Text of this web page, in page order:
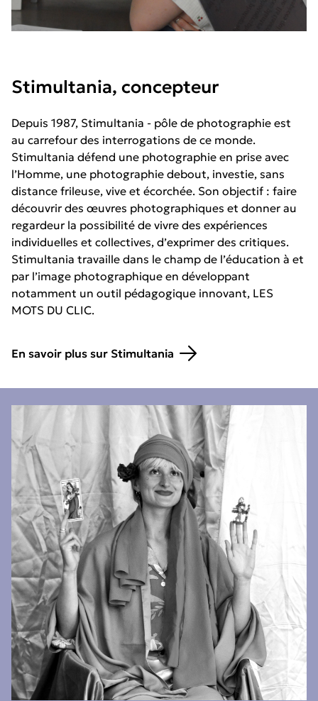
Stimultania, concepteur
Depuis 1987, Stimultania - pôle de photographie est
au carrefour des interrogations de ce monde.
Stimultania défend une photographie en prise avec
l’Homme, une photographie debout, investie, sans
distance frileuse, vive et écorchée. Son objectif : faire
découvrir des œuvres photographiques et donner au
regardeur la possibilité de vivre des expériences
individuelles et collectives, d’exprimer des critiques.
Stimultania travaille dans le champ de l’éducation à et
par l’image photographique en développant
notamment un outil pédagogique innovant, LES
MOTS DU CLIC.
En savoir plus sur Stimultania